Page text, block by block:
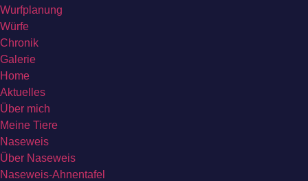
Wurfplanung
Würfe
Chronik
Galerie
Home
Aktuelles
Über mich
Meine Tiere
Naseweis
Über Naseweis
Naseweis-Ahnentafel